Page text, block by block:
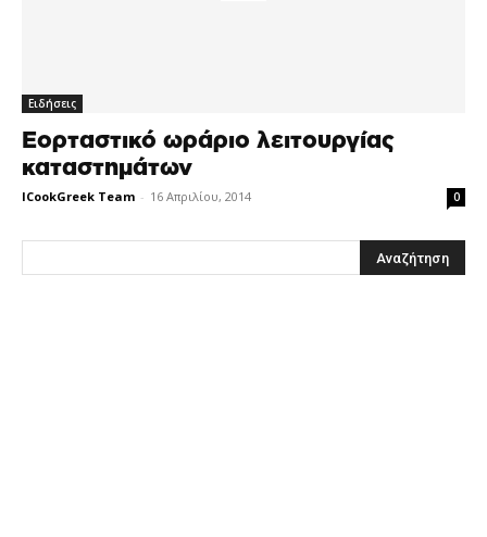
Ειδήσεις
Εορταστικό ωράριο λειτουργίας
καταστημάτων
ICookGreek Team - 16 Απριλίου, 2014 0